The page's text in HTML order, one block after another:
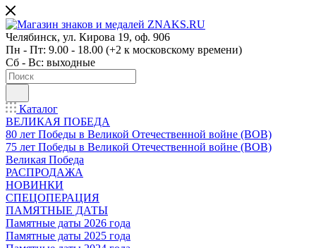
Челябинск, ул. Кирова 19, оф. 906
Пн - Пт: 9.00 - 18.00 (+2 к московскому времени)
Сб - Вс: выходные
Каталог
ВЕЛИКАЯ ПОБЕДА
80 лет Победы в Великой Отечественной войне (ВОВ)
75 лет Победы в Великой Отечественной войне (ВОВ)
Великая Победа
РАСПРОДАЖА
НОВИНКИ
СПЕЦОПЕРАЦИЯ
ПАМЯТНЫЕ ДАТЫ
Памятные даты 2026 года
Памятные даты 2025 года